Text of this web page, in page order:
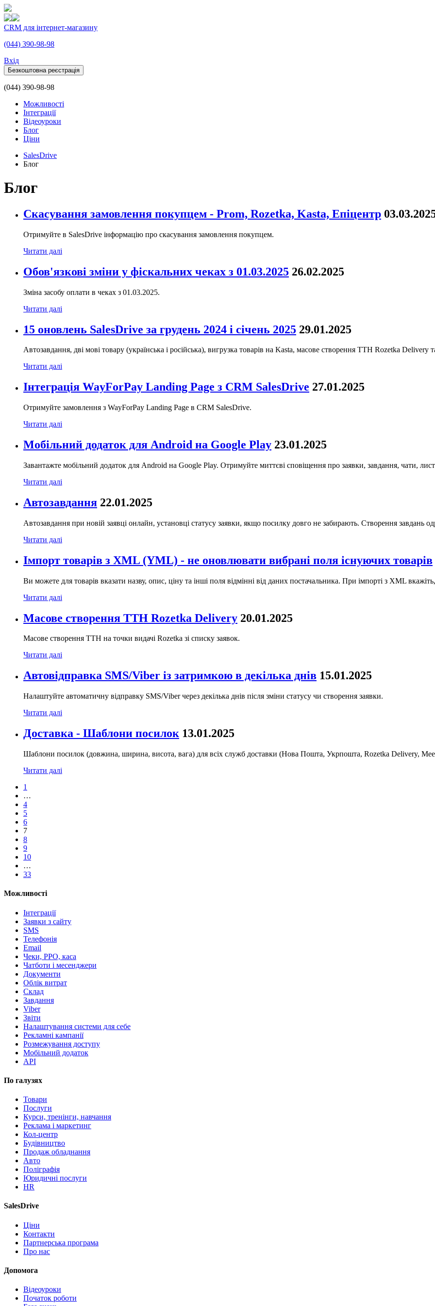
CRM для інтернет-магазину
(044) 390-98-98
Вхiд
Безкоштовна реєстрація
(044) 390-98-98
Можливості
Інтеграції
Відеоуроки
Блог
Ціни
SalesDrive
Блог
Блог
Скасування замовлення покупцем - Prom, Rozetka, Kasta, Епіцентр
Отримуйте в SalesDrive інформацію про скасування замовлення покупцем.
Читати далі
Обов'язкові зміни у фіскальних чеках з 01.03.2025 26.02.2025
Зміна засобу оплати в чеках з 01.03.2025.
Читати далі
15 оновлень SalesDrive за грудень 2024 і січень 2025 29.01.2025
Автозавдання, дві мові товару (українська і російська), вигрузка товарів на Kasta, масове створення ТТН Rozetka Delivery
Читати далі
Інтеграція WayForPay Landing Page з CRM SalesDrive 27.01.2025
Отримуйте замовлення з WayForPay Landing Page в CRM SalesDrive.
Читати далі
Мобільний додаток для Android на Google Play 23.01.2025
Завантажте мобільний додаток для Android на Google Play. Отримуйте миттєві сповіщення про заявки, завдання, чати,
Читати далі
Автозавдання 22.01.2025
Автозавдання при новій заявці онлайн, установці статусу заявки, якщо посилку довго не забирають. Створення завдань
Читати далі
Імпорт товарів з XML (YML) - не оновлювати вибрані поля існуючих товарів
Ви можете для товарів вказати назву, опис, ціну та інші поля відмінні від даних постачальника. При імпорті з XML
Читати далі
Масове створення ТТН Rozetka Delivery 20.01.2025
Масове створення ТТН на точки видачі Rozetka зі списку заявок.
Читати далі
Автовідправка SMS/Viber із затримкою в декілька днів 15.01.2025
Налаштуйте автоматичну відправку SMS/Viber через декілька днів після зміни статусу чи створення заявки.
Читати далі
Доставка - Шаблони посилок 13.01.2025
Шаблони посилок (довжина, ширина, висота, вага) для всіх служб доставки (Нова Пошта, Укрпошта, Rozetka Delivery,
Читати далі
1
…
4
5
6
7
8
9
10
…
33
Можливості
Інтеграції
Заявки з сайту
SMS
Телефонія
Email
Чеки, РРО, каса
Чатботи і месенджери
Документи
Облік витрат
Склад
Завдання
Viber
Звіти
Налаштування системи для себе
Рекламні кампанії
Розмежування доступу
Мобільний додаток
API
По галузях
Товари
Послуги
Курси, тренінги, навчання
Реклама і маркетинг
Кол-центр
Будівництво
Продаж обладнання
Авто
Поліграфія
Юридичні послуги
HR
SalesDrive
Ціни
Контакти
Партнерська програма
Про нас
Допомога
Відеоуроки
Початок роботи